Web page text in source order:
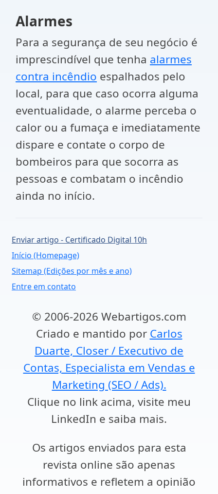
Alarmes
Para a segurança de seu negócio é
imprescindível que tenha alarmes
contra incêndio espalhados pelo
local, para que caso ocorra alguma
eventualidade, o alarme perceba o
calor ou a fumaça e imediatamente
dispare e contate o corpo de
bombeiros para que socorra as
pessoas e combatam o incêndio
ainda no início.
Enviar artigo - Certificado Digital 10h
Início (Homepage)
Sitemap (Edições por mês e ano)
Entre em contato
© 2006-2026 Webartigos.com
Criado e mantido por Carlos
Duarte, Closer / Executivo de
Contas, Especialista em Vendas e
Marketing (SEO / Ads).
Clique no link acima, visite meu
LinkedIn e saiba mais.
Os artigos enviados para esta
revista online são apenas
informativos e refletem a opinião